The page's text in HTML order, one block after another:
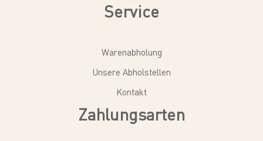
Service
Warenabholung
Unsere Abholstellen
Kontakt
Zahlungsarten